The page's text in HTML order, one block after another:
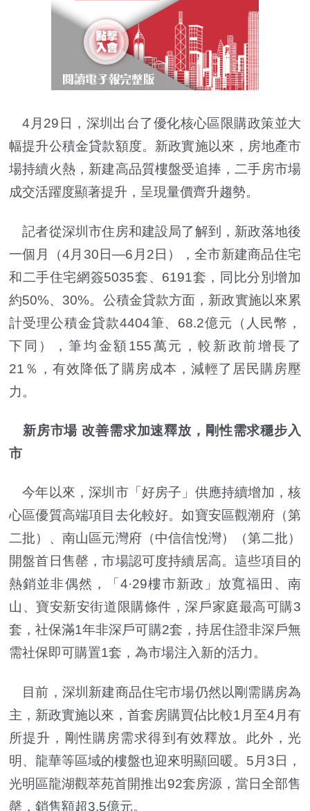
4月29日，深圳出台了優化核心區限購政策並大
幅提升公積金貸款額度。新政實施以來，房地產市
場持續火熱，新建高品質樓盤受追捧，二手房市場
成交活躍度顯著提升，呈現量價齊升趨勢。
記者從深圳市住房和建設局了解到，新政落地後
一個月（4月30日—6月2日），全市新建商品住宅
和二手住宅網簽5035套、6191套，同比分別增加
約50%、30%。公積金貸款方面，新政實施以來累
計受理公積金貸款4404筆、68.2億元（人民幣，
下同），筆均金額155萬元，較新政前增長了
21％，有效降低了購房成本，減輕了居民購房壓
力。
新房市場 改善需求加速釋放，剛性需求穩步入
市
今年以來，深圳市「好房子」供應持續增加，核
心區優質高端項目去化較好。如寶安區觀潮府（第
二批）、南山區元灣府（中信信悅灣）（第二批）
開盤首日售罄，市場認可度持續居高。這些項目的
熱銷並非偶然，「4·29樓市新政」放寬福田、南
山、寶安新安街道限購條件，深戶家庭最高可購3
套，社保滿1年非深戶可購2套，持居住證非深戶無
需社保即可購置1套，為市場注入新的活力。
目前，深圳新建商品住宅市場仍然以剛需購房為
主，新政實施以來，首套房購買佔比較1月至4月有
所提升，剛性購房需求得到有效釋放。此外，光
明、龍華等區域的樓盤也迎來明顯回暖。5月3日，
光明區龍湖觀萃苑首開推出92套房源，當日全部售
罄，銷售額超3.5億元。